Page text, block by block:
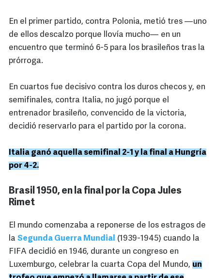
En el primer partido, contra Polonia, metió tres —uno
de ellos descalzo porque llovía mucho— en un
encuentro que terminó 6-5 para los brasileños tras la
prórroga.
En cuartos fue decisivo contra los duros checos y, en
semifinales, contra Italia, no jugó porque el
entrenador brasileño, convencido de la victoria,
decidió reservarlo para el partido por la corona.
Italia ganó aquella semifinal 2-1 y la final a Hungría
por 4-2.
Brasil 1950, en la final por la Copa Jules
Rimet
El mundo comenzaba a reponerse de los estragos de
la Segunda Guerra Mundial (1939-1945) cuando la
FIFA decidió en 1946, durante un congreso en
Luxemburgo, celebrar la cuarta Copa del Mundo, un